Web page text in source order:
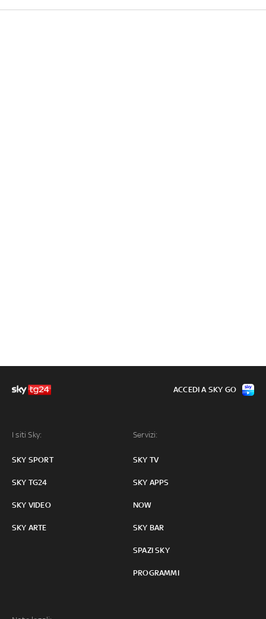
I siti Sky:
SKY SPORT
SKY TG24
SKY VIDEO
SKY ARTE
Servizi:
SKY TV
SKY APPS
NOW
SKY BAR
SPAZI SKY
PROGRAMMI
ACCEDI A SKY GO